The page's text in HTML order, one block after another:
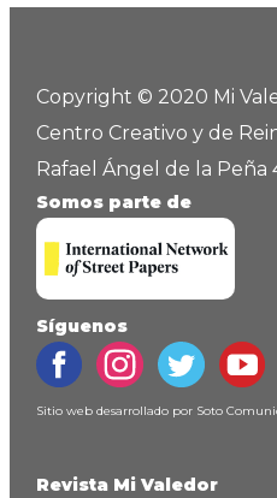
Copyright © 2020 Mi
Centro Creativo y de
Rafael Ángel de la Peña
Somos parte de
Síguenos
Sitio web desarrollado por Soto
Revista Mi Valedor